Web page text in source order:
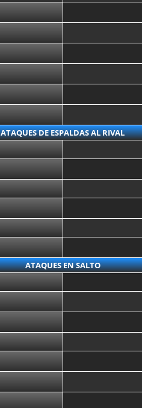
ATAQUES DE ESPALDAS AL RIVAL
ATAQUES EN SALTO